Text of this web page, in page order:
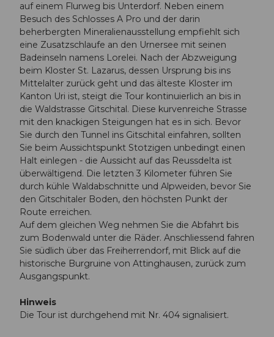
auf einem Flurweg bis Unterdorf. Neben einem
Besuch des Schlosses A Pro und der darin
beherbergten Mineralienausstellung empfiehlt sich
eine Zusatzschlaufe an den Urnersee mit seinen
Badeinseln namens Lorelei. Nach der Abzweigung
beim Kloster St. Lazarus, dessen Ursprung bis ins
Mittelalter zurück geht und das älteste Kloster im
Kanton Uri ist, steigt die Tour kontinuierlich an bis in
die Waldstrasse Gitschital. Diese kurvenreiche Strasse
mit den knackigen Steigungen hat es in sich. Bevor
Sie durch den Tunnel ins Gitschital einfahren, sollten
Sie beim Aussichtspunkt Stotzigen unbedingt einen
Halt einlegen - die Aussicht auf das Reussdelta ist
überwältigend. Die letzten 3 Kilometer führen Sie
durch kühle Waldabschnitte und Alpweiden, bevor Sie
den Gitschitaler Boden, den höchsten Punkt der
Route erreichen.
Auf dem gleichen Weg nehmen Sie die Abfahrt bis
zum Bodenwald unter die Räder. Anschliessend fahren
Sie südlich über das Freiherrendorf, mit Blick auf die
historische Burgruine von Attinghausen, zurück zum
Ausgangspunkt.
Hinweis
Die Tour ist durchgehend mit Nr. 404 signalisiert.